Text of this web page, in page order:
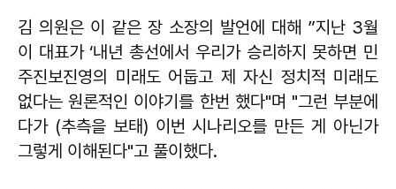
김 의원은 이 같은 장 소장의 발언에 대해 ”지난 3월
이 대표가 ‘내년 총선에서 우리가 승리하지 못하면 민
주진보진영의 미래도 어둡고 제 자신 정치적 미래도
없다는 원론적인 이야기를 한번 했다"며 "그런 부분에
다가 (추측을 보태) 이번 시나리오를 만든 게 아닌가
그렇게 이해된다"고 풀이했다.